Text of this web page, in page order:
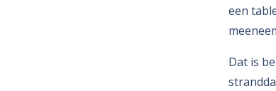
een
Dat is